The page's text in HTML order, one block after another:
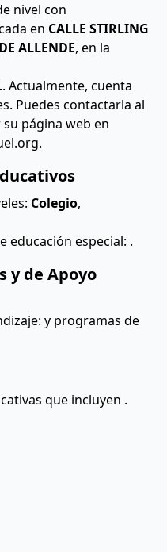
nivel con
en CALLE STIRLING
ALLENDE, en la
. Actualmente, cuenta
Puedes contactarla al
página web en
Colegio,
educación especial: .
y de Apoyo
y programas de
que incluyen .